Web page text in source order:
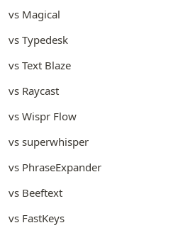
vs Magical
vs Typedesk
vs Text Blaze
vs Raycast
vs Wispr Flow
vs superwhisper
vs PhraseExpander
vs Beeftext
vs FastKeys